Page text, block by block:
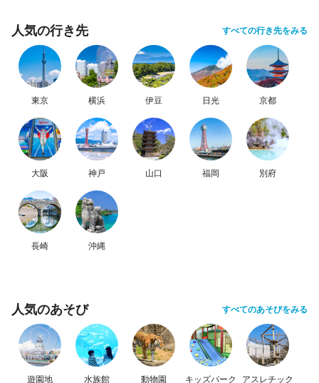
人気の行き先 すべての行き先をみる
東京 横浜 伊豆 日光 京都
大阪 神戸 山口 福岡 別府
長崎 沖縄
人気のあそび すべてのあそびをみる
遊園地 水族館 動物園 キッズパーク アスレチック